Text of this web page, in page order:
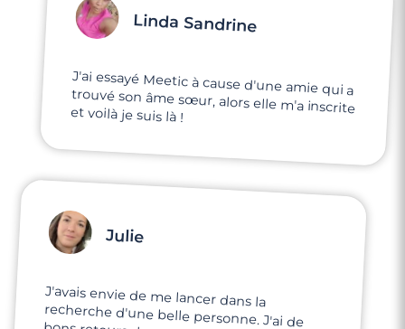
Linda Sandrine
J'ai essayé Meetic à cause d'une amie qui a
trouvé son âme sœur, alors elle m'a inscrite
et voilà je suis là !
Julie
J'avais envie de me lancer dans la
recherche d'une belle personne. J'ai de
bons retours de mes amis sur les sites mais
j'ai de très mauvaises expériences sur
d'autres sites. Je voulais tester Meetic,
comme une dernière chance aux